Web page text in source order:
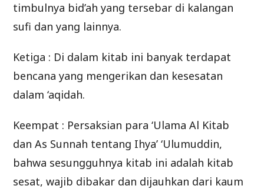
timbulnya bid’ah yang tersebar di kalangan
sufi dan yang lainnya.
Ketiga : Di dalam kitab ini banyak terdapat
bencana yang mengerikan dan kesesatan
dalam ‘aqidah.
Keempat : Persaksian para ‘Ulama Al Kitab
dan As Sunnah tentang Ihya’ ‘Ulumuddin,
bahwa sesungguhnya kitab ini adalah kitab
sesat, wajib dibakar dan dijauhkan dari kaum